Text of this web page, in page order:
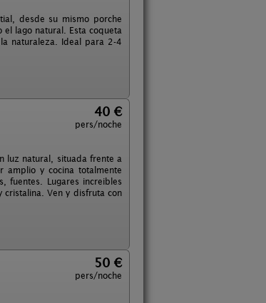
desde su mismo porche
lago natural. Esta coqueta
naturaleza. Ideal para 2-4
40 €
pers/noche
luz natural, situada frente a
amplio y cocina totalmente
fuentes. Lugares increibles
Ven y disfruta con
50 €
pers/noche